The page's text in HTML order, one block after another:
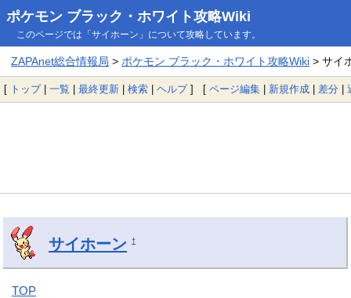
ポケモン ブラック・ホワイト攻略Wiki
このページでは「サイホーン」について攻略しています。
ZAPAnet総合情報局 > ポケモン ブラック・ホワイト攻略Wiki> サイ
[ トップ| 一覧 | 最終更新 | 検索 | ヘルプ] [ ページ編集 | 新規作成 | 差分 |
サイホーン †
TOP